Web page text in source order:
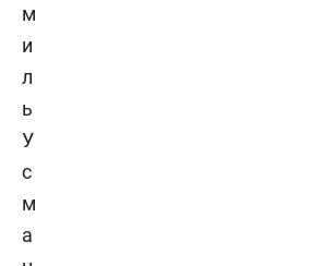
м
и
л
ь
У
с
м
а